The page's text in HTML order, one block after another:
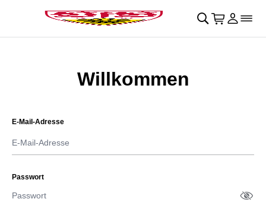
Navigation überspringen􀄫
􀊫 􀍩 Login
􀉩􀌇
Willkommen
E-Mail-Adresse
Passwort
􀋯